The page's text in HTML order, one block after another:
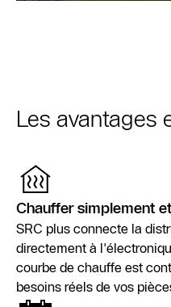
Les
Chauffer simplement
SRC plus connecte la
directement à
courbe de chauffe est
besoins réels de vos